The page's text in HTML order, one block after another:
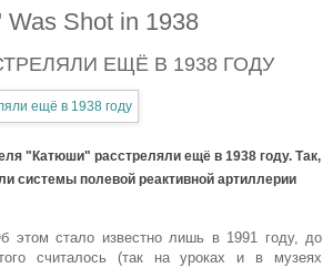
Shot in 1938
ЕЩЁ В 1938 ГОДУ
"Катюши" расстреляли ещё в 1938 году. Так,
системы полевой реактивной артиллерии
этом стало известно лишь в 1991 году, до
считалось (так на уроках и в музеях